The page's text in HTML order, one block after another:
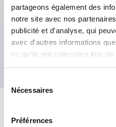
partageons également des
notre site avec nos
publicité et d'analyse, qui
avec d'autres informations
ou qu'ils ont collectées lors
services.
Nécessaires
Préférences
possible.
Structure de sécurité de
déclenchement à 2
structure de protection